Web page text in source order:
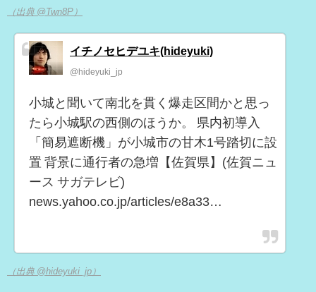
（出典 @Twn8P）
イチノセヒデユキ(hideyuki)
@hideyuki_jp
小城と聞いて南北を貫く爆走区間かと思っ
たら小城駅の西側のほうか。 県内初導入
「簡易遮断機」が小城市の甘木1号踏切に設
置 背景に通行者の急増【佐賀県】(佐賀ニュ
ース サガテレビ)
news.yahoo.co.jp/articles/e8a33…
（出典 @hideyuki_jp）